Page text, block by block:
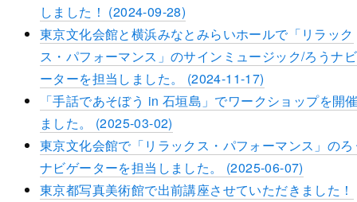
しました！ (2024-09-28)
東京文化会館と横浜みなとみらいホールで「リラック
ス・パフォーマンス」のサインミュージック/ろうナ
ーターを担当しました。 (2024-11-17)
「手話であそぼう in 石垣島」でワークショップを開
ました。 (2025-03-02)
東京文化会館で「リラックス・パフォーマンス」のろ
ナビゲーターを担当しました。 (2025-06-07)
東京都写真美術館で出前講座させていただきました！